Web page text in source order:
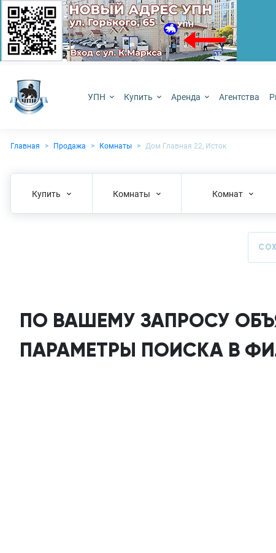
УПН Купить Аренда Агентства
Главная Продажа Комнаты Дом Главная 22, Исток
Купить Комнаты Комнат
ПО ВАШЕМУ ЗАПРОСУ
ПАРАМЕТРЫ ПОИСКА В